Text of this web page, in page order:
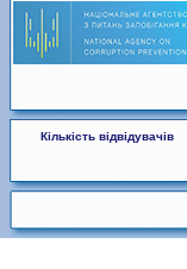
Кількість відвідувачів